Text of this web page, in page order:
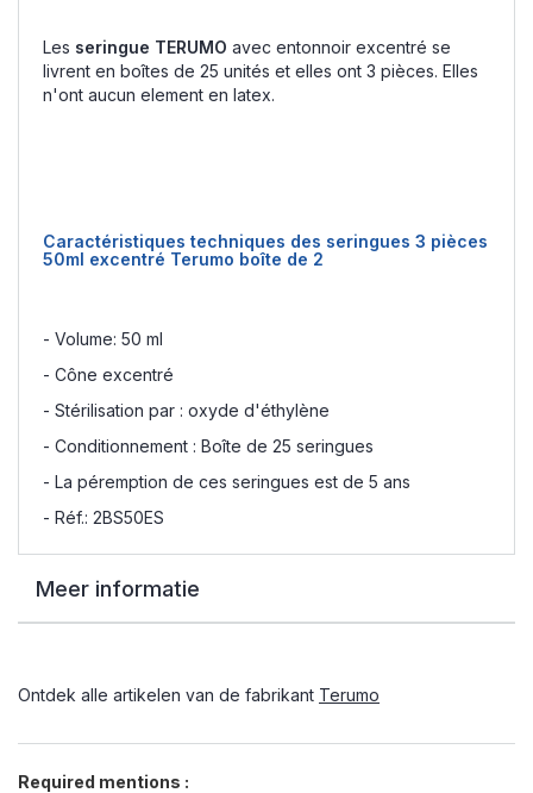
Les seringue TERUMO avec entonnoir excentré se
livrent en boîtes de 25 unités et elles ont 3 pièces. Elles
n'ont aucun element en latex.
Caractéristiques techniques des seringues 3 pièces
50ml excentré Terumo boîte de 2
- Volume: 50 ml
- Cône excentré
- Stérilisation par : oxyde d'éthylène
- Conditionnement : Boîte de 25 seringues
- La péremption de ces seringues est de 5 ans
- Réf.: 2BS50ES
Meer informatie
Ontdek alle artikelen van de fabrikant Terumo
Required mentions :